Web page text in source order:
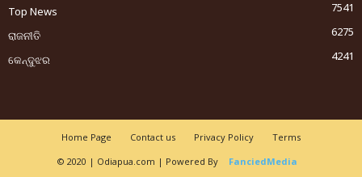
Top News
7541
ରାଜନୀତି
6275
କେନ୍ଦୁଝର
4241
Home Page Contact us Privacy Policy
Terms
© 2020 | Odiapua.com | Powered By
FanciedMedia